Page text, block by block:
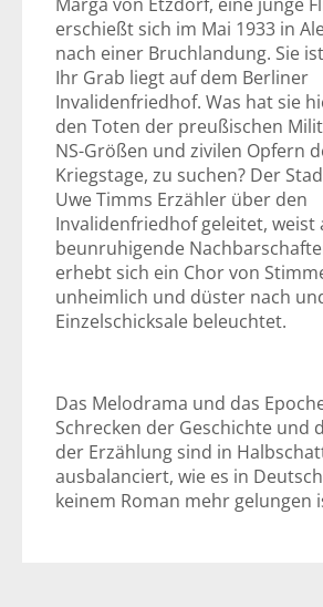
erschießt sich im Mai 1933 in
nach einer Bruchlandung. Sie
Ihr Grab liegt auf dem Berliner
Invalidenfriedhof. Was hat sie
den Toten der preußischen
NS-Größen und zivilen Opfern
Kriegstage, zu suchen? Der
Uwe Timms Erzähler über den
Invalidenfriedhof geleitet, weist
beunruhigende
erhebt sich ein Chor von
unheimlich und düster nach
Einzelschicksale beleuchtet.
Das Melodrama und das
Schrecken der Geschichte und
der Erzählung sind in
ausbalanciert, wie es in
keinem Roman mehr gelungen